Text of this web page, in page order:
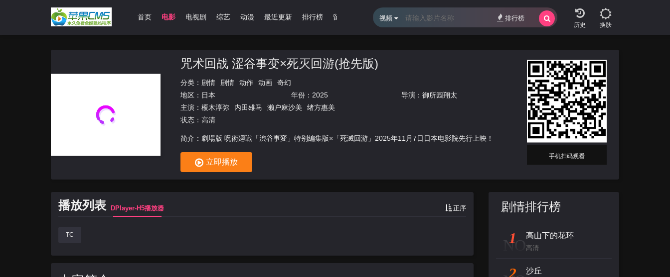
首页 电影 电视剧 综艺 动漫 最近更新 排行榜 留言报错
换肤
视频 排行榜
咒术回战 涩谷事变×死灭回游(抢先版)
分类： 剧情 剧情 动作 动画
奇幻
地区： 日本 年份： 2025 导演：御所园翔太
主演： 榎木淳弥 内田雄马 濑户麻沙美
绪方惠美
状态：高清
简介：劇場版 呪術廻戦「渋谷事変」特别編集版×「死滅回游」2025年11月7日日本电影院先行上映！
立即播放
手机扫码观看
播放列表 DPlayer-H5播放器 正序
TC
剧情排行榜
NO
1 高山下的花环
高清
2 沙丘